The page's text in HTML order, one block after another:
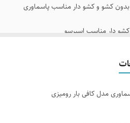
بدون کشو و کشو دار مناسب پاسماوری
کشو دار مناسب اسپرسو
مدل کافی بار رومیزی